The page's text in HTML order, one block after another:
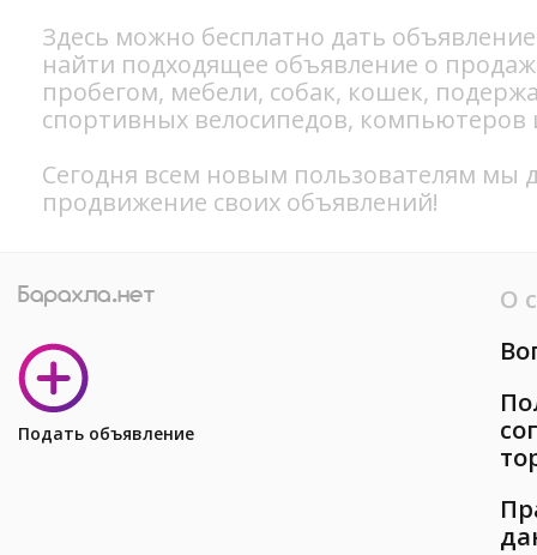
Здесь можно бесплатно дать
найти подходящее объявление о
пробегом, мебели, собак, кошек,
спортивных велосипедов, компьютеров
Сегодня всем новым пользователям мы
продвижение своих объявлений!
Подать объявление
О